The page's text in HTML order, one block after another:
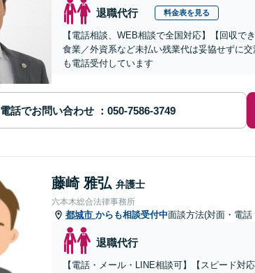
退職代行 料金表を見る
【電話相談、WEB相談で全国対応】【回収
食業／外資系など未払い残業代は妥協せずに
も電話受付しています
電話でお問い合わせ
藤崎 雅弘 弁護士
六本木総合法律事務所
都城市 からも相談受付中面談方法(対面・電
退職代行
【電話・メール・LINE相談可】【スピード